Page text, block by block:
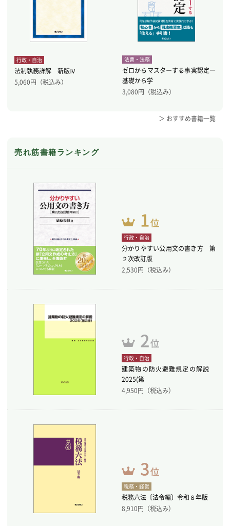
行政・自治
法制執務詳解 新版Ⅳ
5,060円（税込み）
法曹・法務
ゼロからマスターする事実認定―
基礎から学
3,080円（税込み）
＞ おすすめ書籍一覧
売れ筋書籍ランキング
行政・自治
分かりやすい公用文の書き方 第
２次改訂版
2,530円（税込み）
行政・自治
建築物の防火避難規定の解説
2025(第
4,950円（税込み）
税務・経営
税務六法〔法令編〕令和８年版
8,910円（税込み）